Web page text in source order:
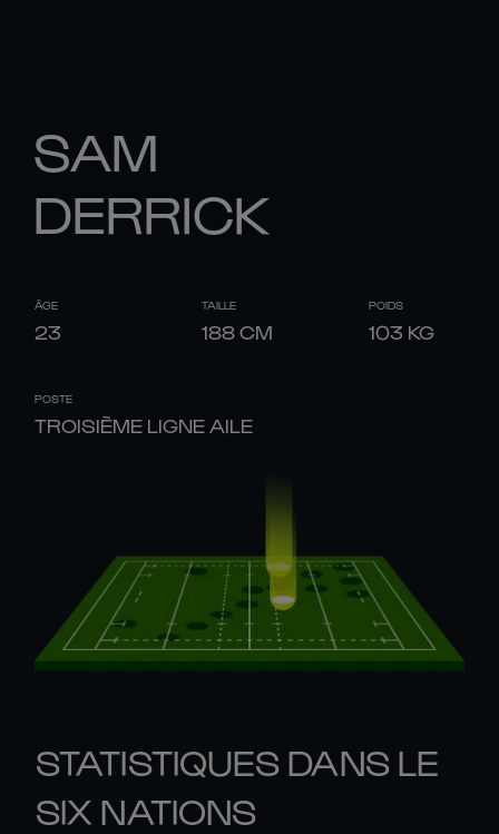
SAM
DERRICK
ÂGE
23
TAILLE
188CM
POIDS
103 KG
POSTE
TROISIÈME LIGNE AILE
STATISTIQUES DANS LE
SIX NATIONS